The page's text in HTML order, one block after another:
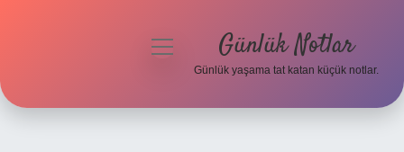
menüyü
Günlük Notlar
Günlük yaşama tat katan küçük notlar.